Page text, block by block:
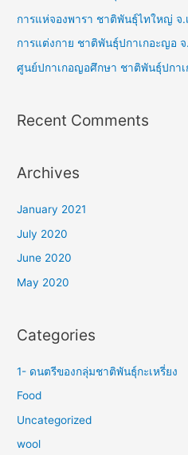
การแห่จองพารา ชาติพันธุ์ไทใหญ่ จ.
การแต่งกาย ชาติพันธุ์ปกาเกอะญอ จ
ศูนย์ปกาเกอญอศึกษา ชาติพันธุ์ปกาเ
Recent Comments
Archives
January 2021
July 2020
June 2020
May 2020
Categories
1- ดนตรีของกลุ่มชาติพันธุ์กะเหรี่ยง
Food
Uncategorized
wool